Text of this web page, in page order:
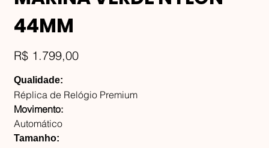
44MM
Preço
R$ 1.799,00
Qualidade:
Réplica de Relógio Premium
Movimento:
Automático
Tamanho: